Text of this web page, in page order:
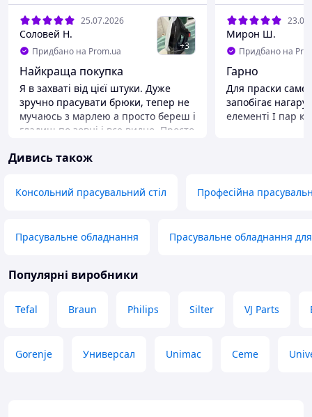
25.07.2026
Соловей Н.
Придбано на Prom.ua +3
Найкраща покупка
Я в захваті від цієї штуки. Дуже
зручно прасувати брюки, тепер не
мучаюсь з марлею а просто береш і
гладиш по зовні і все видно. Просто
сильна і відчуваю що прорве
Переваги
Дуже зручно гладити брюки зі
Недоліки
Пружина дуже потужна і сильно
прорвати
Мирон Ш.
Придбано на
Гарно
Для праски саме
запобігає
елементі
Дивись також
Консольний прасувальний стіл Професійна
Прасувальне обладнання Прасувальне обладнання для
Популярні виробники
Tefal Braun Philips Silter VJ Parts
Gorenje Универсал Unimac Ceme